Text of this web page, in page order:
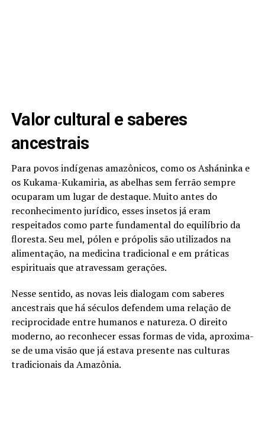
Valor cultural e saberes
ancestrais
Para povos indígenas amazônicos, como os Asháninka e
os Kukama-Kukamiria, as abelhas sem ferrão sempre
ocuparam um lugar de destaque. Muito antes do
reconhecimento jurídico, esses insetos já eram
respeitados como parte fundamental do equilíbrio da
floresta. Seu mel, pólen e própolis são utilizados na
alimentação, na medicina tradicional e em práticas
espirituais que atravessam gerações.
Nesse sentido, as novas leis dialogam com saberes
ancestrais que há séculos defendem uma relação de
reciprocidade entre humanos e natureza. O direito
moderno, ao reconhecer essas formas de vida, aproxima-
se de uma visão que já estava presente nas culturas
tradicionais da Amazônia.